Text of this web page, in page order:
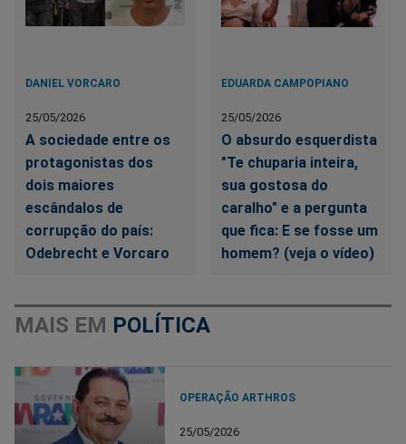
DANIEL VORCARO
25/05/2026
A sociedade entre os
protagonistas dos
dois maiores
escândalos de
corrupção do país:
Odebrecht e Vorcaro
EDUARDA CAMPOPIANO
25/05/2026
O absurdo esquerdista
"Te chuparia inteira,
sua gostosa do
caralho" e a pergunta
que fica: E se fosse um
homem? (veja o vídeo)
MAIS EM POLÍTICA
OPERAÇÃO ARTHROS
25/05/2026